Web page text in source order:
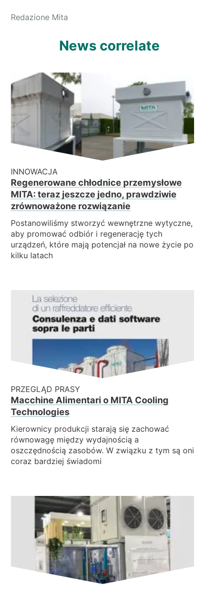
Redazione Mita
News correlate
INNOWACJA
Regenerowane chłodnice przemysłowe
MITA: teraz jeszcze jedno, prawdziwie
zrównoważone rozwiązanie
Postanowiliśmy stworzyć wewnętrzne wytyczne,
aby promować odbiór i regenerację tych
urządzeń, które mają potencjał na nowe życie po
kilku latach
PRZEGLĄD PRASY
Macchine Alimentari o MITA Cooling
Technologies
Kierownicy produkcji starają się zachować
równowagę między wydajnością a
oszczędnością zasobów. W związku z tym są oni
coraz bardziej świadomi